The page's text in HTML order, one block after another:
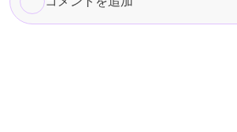
コ
メ